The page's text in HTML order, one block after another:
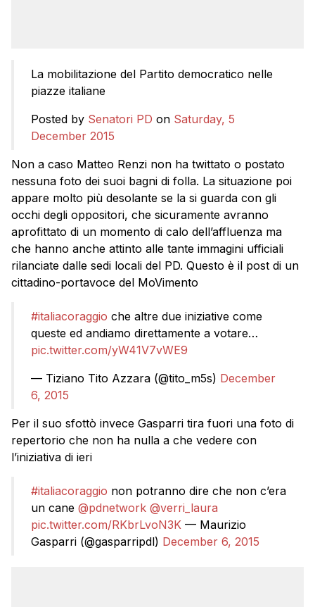
La mobilitazione del Partito democratico nelle
piazze italiane
Posted by Senatori PD on Saturday, 5
December 2015
Non a caso Matteo Renzi non ha twittato o postato
nessuna foto dei suoi bagni di folla. La situazione poi
appare molto più desolante se la si guarda con gli
occhi degli oppositori, che sicuramente avranno
aprofittato di un momento di calo dell’affluenza ma
che hanno anche attinto alle tante immagini ufficiali
rilanciate dalle sedi locali del PD. Questo è il post di un
cittadino-portavoce del MoVimento
#italiacoraggio che altre due iniziative come
queste ed andiamo direttamente a votare…
pic.twitter.com/yW41V7vWE9
— Tiziano Tito Azzara (@tito_m5s) December
6, 2015
Per il suo sfottò invece Gasparri tira fuori una foto di
repertorio che non ha nulla a che vedere con
l’iniziativa di ieri
#italiacoraggio non potranno dire che non c’era
un cane @pdnetwork @verri_laura
pic.twitter.com/RKbrLvoN3K — Maurizio
Gasparri (@gasparripdl) December 6, 2015